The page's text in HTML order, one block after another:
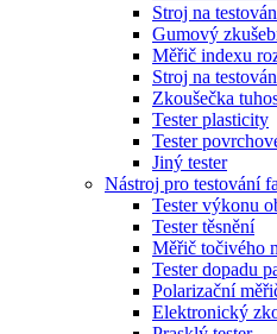
Stroj na
Gumový
Měřič indexu
Stroj na
Zkoušečka
Tester plasticity
Tester
Jiný tester
Nástroj pro testování
Tester výkonu
Tester těsnění
Měřič točivého
Tester dopadu
Polarizační
Elektronický